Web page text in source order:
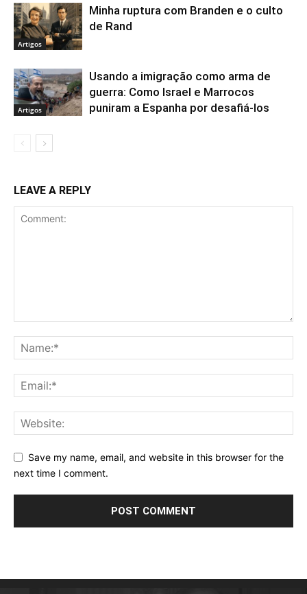
Artigos
Minha ruptura com Branden e o culto
de Rand
Artigos
Usando a imigração como arma de
guerra: Como Israel e Marrocos
puniram a Espanha por desafiá-los
LEAVE A REPLY
Save my name, email, and website in this browser for the
next time I comment.